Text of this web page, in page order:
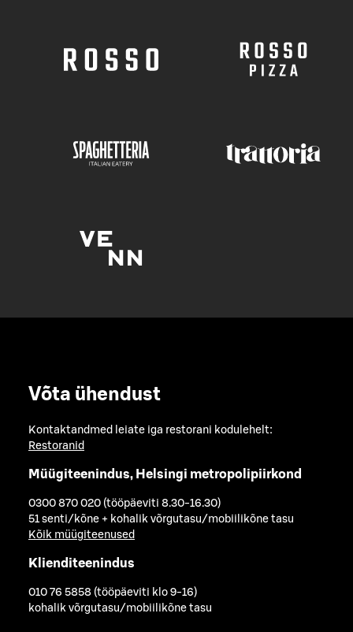
Võta ühendust
Kontaktandmed leiate iga restorani kodulehelt:
Restoranid
Müügiteenindus, Helsingi metropolipiirkond
0300 870 020 (tööpäeviti 8.30-16.30)
51 senti/kõne + kohalik võrgutasu/mobiilikõne tasu
Kõik müügiteenused
Klienditeenindus
010 76 5858 (tööpäeviti klo 9-16)
kohalik võrgutasu/mobiilikõne tasu